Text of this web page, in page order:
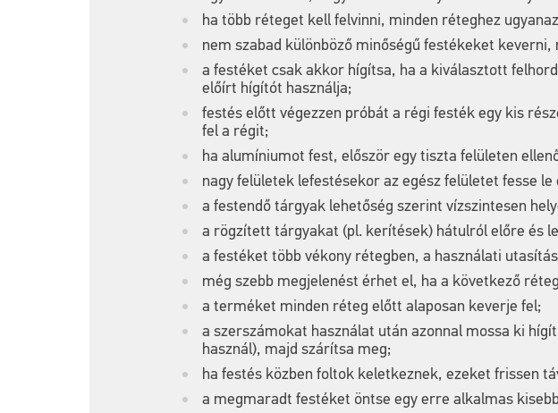
ha több réteget kell felvinni, minden réteghez
nem szabad különböző minőségű festékeket
a festéket csak akkor hígítsa, ha a kiválasztott
előírt hígítót használja;
festés előtt végezzen próbát a régi festék egy kis
fel a régit;
ha alumíniumot fest, először egy tiszta felületen
nagy felületek lefestésekor az egész felületet fesse
a festendő tárgyak lehetőség szerint vízszintesen
a rögzített tárgyakat (pl. kerítések) hátulról előre és
a festéket több vékony rétegben, a használati
még szebb megjelenést érhet el, ha a következő
a terméket minden réteg előtt alaposan keverje fel;
a szerszámokat használat után azonnal mossa ki
használ), majd szárítsa meg;
ha festés közben foltok keletkeznek, ezeket frissen
a megmaradt festéket öntse egy erre alkalmas